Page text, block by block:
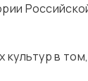
культур в